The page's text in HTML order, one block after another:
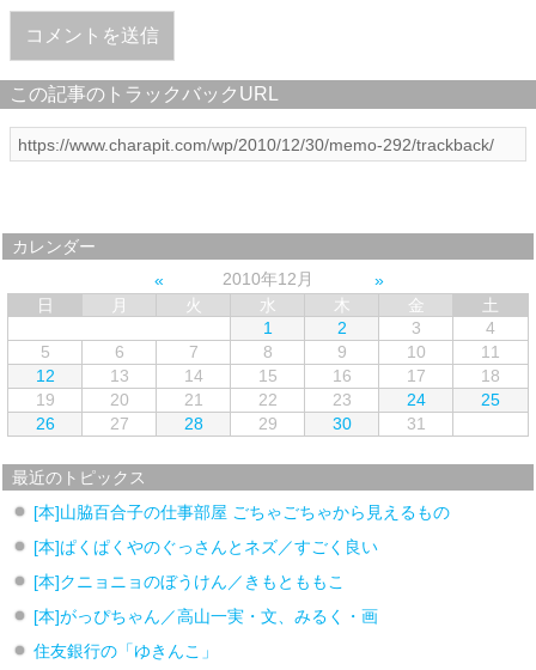
この記事のトラックバックURL
カレンダー
2010年12月
日
月 火 水 木 金
土
1
2 3
4
5
6 7 8 9 10
11
12
13 14 15 16 17
18
19
20 21 22 23 24
25
26
27 28 29 30 31
最近のトピックス
[本]山脇百合子の仕事部屋 ごちゃごちゃから見えるもの
[本]ぱくぱくやのぐっさんとネズ／すごく良い
[本]クニョニョのぼうけん／きもとももこ
[本]がっぴちゃん／高山一実・文、みるく・画
住友銀行の「ゆきんこ」